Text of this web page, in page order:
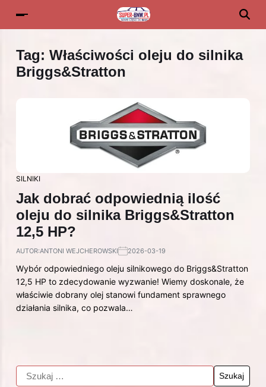
Tag: Właściwości oleju do silnika
Briggs&Stratton
SILNIKI
Jak dobrać odpowiednią ilość
oleju do silnika Briggs&Stratton
12,5 HP?
AUTOR:ANTONI WEJCHEROWSKI 2026-03-19
Wybór odpowiedniego oleju silnikowego do Briggs&Stratton
12,5 HP to zdecydowanie wyzwanie! Wiemy doskonale, że
właściwie dobrany olej stanowi fundament sprawnego
działania silnika, co pozwala…